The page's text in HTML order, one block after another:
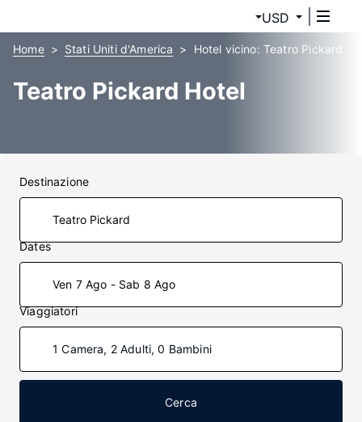
USD
Home Stati Uniti d'America Hotel vicino: Teatro Pickard
Teatro Pickard Hotel
Destinazione
Dates
Ven 7 Ago - Sab 8 Ago
Viaggiatori
1 Camera, 2 Adulti, 0 Bambini
Cerca